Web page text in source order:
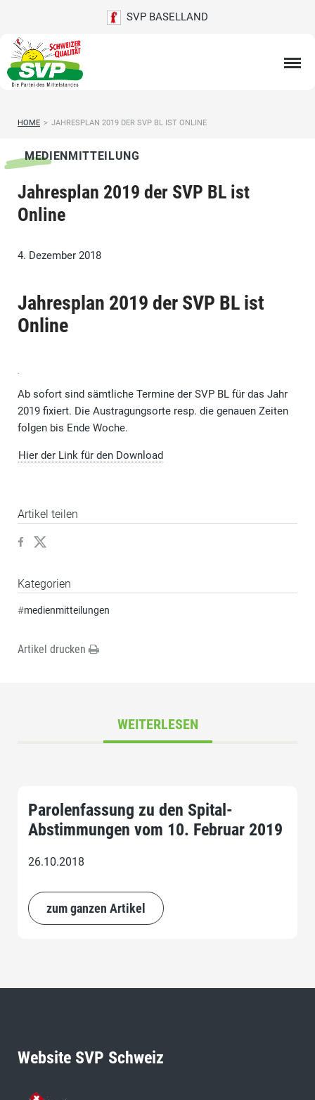
SVP BASELLAND
HOME > JAHRESPLAN 2019 DER SVP BL IST ONLINE
MEDIENMITTEILUNG
Jahresplan 2019 der SVP BL ist
Online
4. Dezember 2018
Jahresplan 2019 der SVP BL ist
Online
Ab sofort sind sämtliche Termine der SVP BL für das Jahr
2019 fixiert. Die Austragungsorte resp. die genauen Zeiten
folgen bis Ende Woche.
Hier der Link für den Download
Artikel teilen
Kategorien
#medienmitteilungen
Artikel drucken
WEITERLESEN
Parolenfassung zu den Spital-
Abstimmungen vom 10. Februar 2019
26.10.2018
zum ganzen Artikel
Website SVP Schweiz